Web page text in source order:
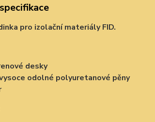
pro izolační materiály FID.
desky
odolné polyuretanové pěny